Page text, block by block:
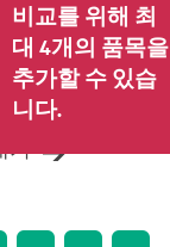
비교를 위해 최
대 4개의 품목을
추가할 수 있습
니다.
기